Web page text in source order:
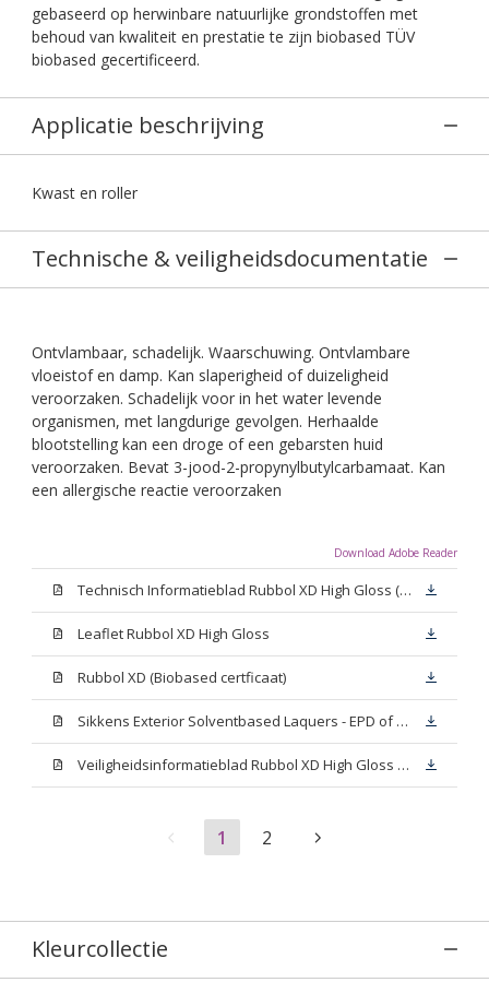
gebaseerd op herwinbare natuurlijke grondstoffen met
behoud van kwaliteit en prestatie te zijn biobased TÜV
biobased gecertificeerd.
Applicatie beschrijving
Kwast en roller
Technische & veiligheidsdocumentatie
Ontvlambaar, schadelijk. Waarschuwing. Ontvlambare
vloeistof en damp. Kan slaperigheid of duizeligheid
veroorzaken. Schadelijk voor in het water levende
organismen, met langdurige gevolgen. Herhaalde
blootstelling kan een droge of een gebarsten huid
veroorzaken. Bevat 3-jood-2-propynylbutylcarbamaat. Kan
een allergische reactie veroorzaken
Download Adobe Reader
Technisch Informatieblad Rubbol XD High Gloss (PDF)
Leaflet Rubbol XD High Gloss
Rubbol XD (Biobased certficaat)
Sikkens Exterior Solventbased Laquers - EPD of Milieuproductverklaring
Veiligheidsinformatieblad Rubbol XD High Gloss White W05 (MSDS)
1 2
Kleurcollectie